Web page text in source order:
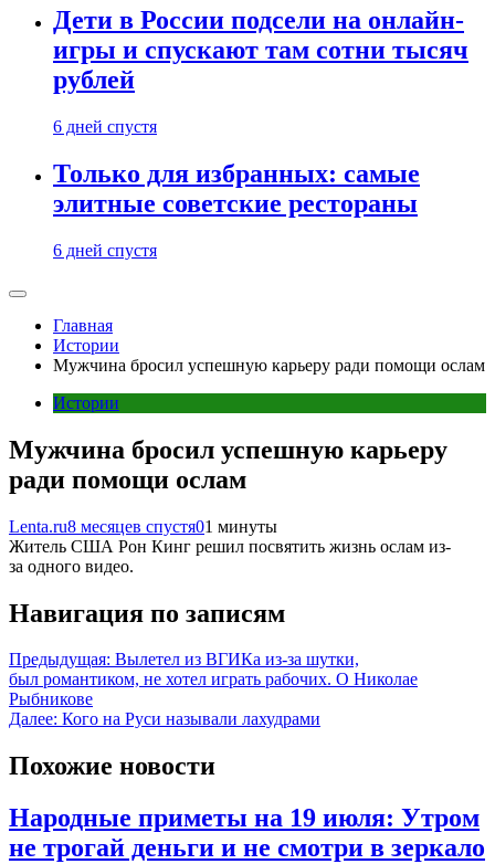
Дети в России подсели на онлайн-
игры и спускают там сотни тысяч
рублей
6 дней спустя
Только для избранных: самые
элитные советские рестораны
6 дней спустя
Главная
Истории
Мужчина бросил успешную карьеру ради помощи ослам
Истории
Мужчина бросил успешную карьеру
ради помощи ослам
Lenta.ru8 месяцев спустя01 минуты
Житель США Рон Кинг решил посвятить жизнь ослам из-
за одного видео.
Навигация по записям
Предыдущая: Вылетел из ВГИКа из-за шутки,
был романтиком, не хотел играть рабочих. О Николае
Рыбникове
Далее: Кого на Руси называли лахудрами
Похожие новости
Народные приметы на 19 июля: Утром
не трогай деньги и не смотри в зеркало